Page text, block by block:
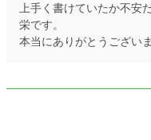
上手く書けていたか不安
栄です。
本当にありがとうござい